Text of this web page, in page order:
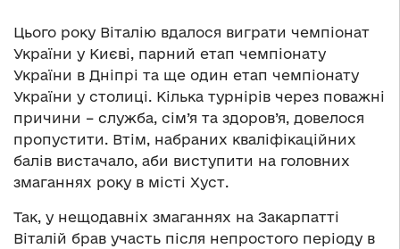
Цього року Віталію вдалося виграти чемпіонат
України у Києві, парний етап чемпіонату
України в Дніпрі та ще один етап чемпіонату
України у столиці. Кілька турнірів через поважні
причини – служба, сім’я та здоров’я, довелося
пропустити. Втім, набраних кваліфікаційних
балів вистачало, аби виступити на головних
змаганнях року в місті Хуст.
Так, у нещодавніх змаганнях на Закарпатті
Віталій брав участь після непростого періоду в